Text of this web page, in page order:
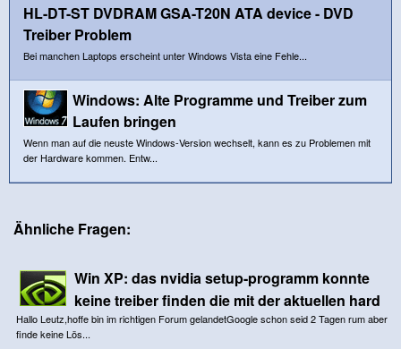
HL-DT-ST DVDRAM GSA-T20N ATA device - DVD
Treiber Problem
Bei manchen Laptops erscheint unter Windows Vista eine Fehle...
Windows: Alte Programme und Treiber zum
Laufen bringen
Wenn man auf die neuste Windows-Version wechselt, kann es zu Problemen mit
der Hardware kommen. Entw...
Ähnliche Fragen:
Win XP: das nvidia setup-programm konnte
keine treiber finden die mit der aktuellen hard
Hallo Leutz,hoffe bin im richtigen Forum gelandetGoogle schon seid 2 Tagen rum aber
finde keine Lös...